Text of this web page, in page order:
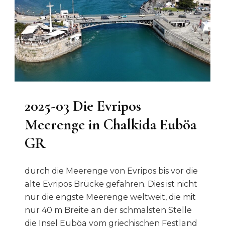
2025-03 Die Evripos
Meerenge in Chalkida Euböa
GR
durch die Meerenge von Evripos bis vor die
alte Evripos Brücke gefahren. Dies ist nicht
nur die engste Meerenge weltweit, die mit
nur 40 m Breite an der schmalsten Stelle
die Insel Euböa vom griechischen Festland